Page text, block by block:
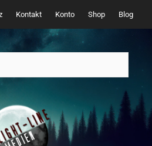
Kontakt Konto Shop Blog